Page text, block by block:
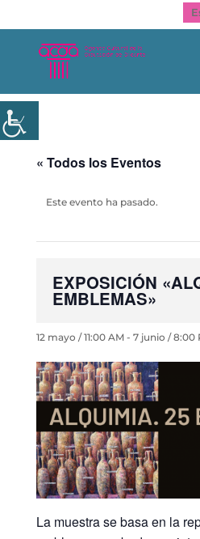
« Todos los Eventos
Este evento ha pasado.
EXPOSICIÓN
EMBLEMAS»
12 mayo / 11:00 AM- 7 junio / 8:00
La muestra se basa en la